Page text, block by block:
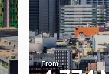
From